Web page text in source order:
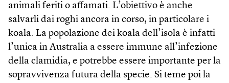
animali feriti o affamati. L’obiettivo è anche
salvarli dai roghi ancora in corso, in particolare i
koala. La popolazione dei koala dell’isola è infatti
l’unica in Australia a essere immune all’infezione
della clamidia, e potrebbe essere importante per la
sopravvivenza futura della specie. Si teme poi la